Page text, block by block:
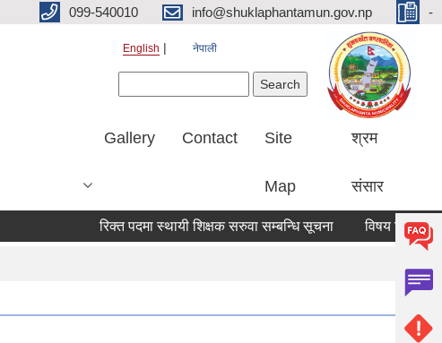
099-540010 info@shuklaphantamun.gov.np -
English नेपाली
Gallery Contact Site
Map
श्रम
संसार
रिक्त पदमा स्थायी शिक्षक सरुवा सम्बन्धि सूचना विषय विज्ञ सूची